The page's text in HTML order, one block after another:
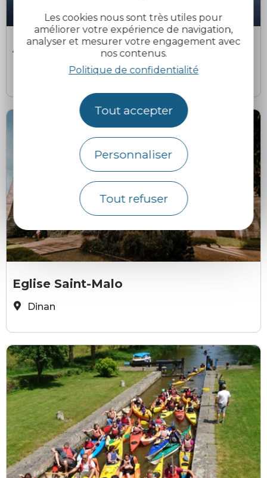
Les cookies nous sont très utiles pour
améliorer votre expérience de navigation,
analyser et mesurer votre engagement avec
nos contenus.
Politique de confidentialité
Tout accepter
Personnaliser
Tout refuser
Debayle Alain
Altitude 22
Maurand Pascal (31/12/2032)
Eglise Saint-Malo
Dinan